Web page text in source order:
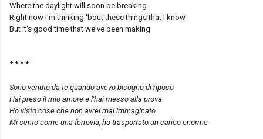
Where the daylight will soon be breaking
Right now I'm thinking 'bout these things that I know
But it's good time that we've been making
* * * *
Sono venuto da te quando avevo bisogno di riposo
Hai preso il mio amore e l'hai messo alla prova
Ho visto cose che non avrei mai immaginato
Mi sento come una ferrovia, ho trasportato un carico enorme